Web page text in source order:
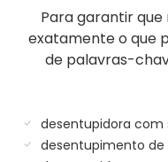
Para garantir
exatamente o que
de palavras-
desentupidora com
desentupimento de